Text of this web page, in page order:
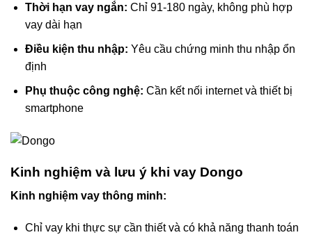
Thời hạn vay ngắn: Chỉ 91-180 ngày, không phù hợp
vay dài hạn
Điều kiện thu nhập: Yêu cầu chứng minh thu nhập ổn
định
Phụ thuộc công nghệ: Cần kết nối internet và thiết bị
smartphone
Kinh nghiệm và lưu ý khi vay Dongo
Kinh nghiệm vay thông minh:
Chỉ vay khi thực sự cần thiết và có khả năng thanh toán